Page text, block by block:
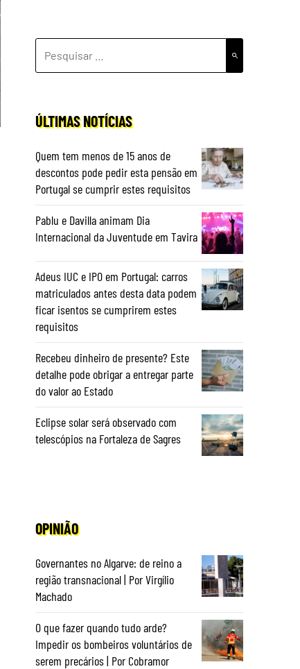
POR:
ÚLTIMAS NOTÍCIAS
Quem tem menos de 15 anos de
descontos pode pedir esta pensão em
Portugal se cumprir estes requisitos
Pablu e Davilla animam Dia
Internacional da Juventude em Tavira
Adeus IUC e IPO em Portugal: carros
matriculados antes desta data podem
ficar isentos se cumprirem estes
requisitos
Recebeu dinheiro de presente? Este
detalhe pode obrigar a entregar parte
do valor ao Estado
Eclipse solar será observado com
telescópios na Fortaleza de Sagres
OPINIÃO
Governantes no Algarve: de reino a
região transnacional | Por Virgílio
Machado
O que fazer quando tudo arde?
Impedir os bombeiros voluntários de
serem precários | Por Cobramor